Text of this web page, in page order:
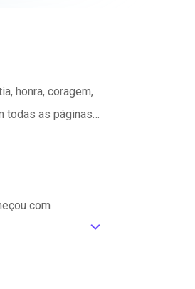
honra, coragem,
todas as páginas…
com
ic_default